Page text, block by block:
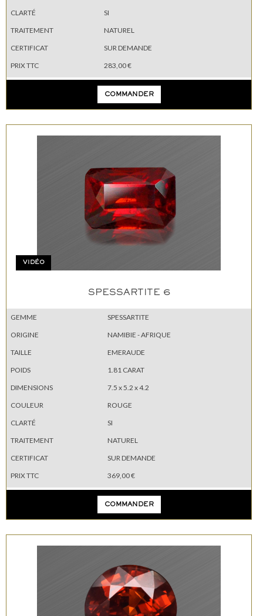
CLARTÉ
SI
TRAITEMENT
NATUREL
CERTIFICAT
SUR DEMANDE
PRIX TTC
283,00 €
COMMANDER
VIDÉO
SPESSARTITE 6
GEMME
SPESSARTITE
ORIGINE
NAMIBIE - AFRIQUE
TAILLE
EMERAUDE
POIDS
1.81 CARAT
DIMENSIONS
7.5 x 5.2 x 4.2
COULEUR
ROUGE
CLARTÉ
SI
TRAITEMENT
NATUREL
CERTIFICAT
SUR DEMANDE
PRIX TTC
369,00 €
COMMANDER